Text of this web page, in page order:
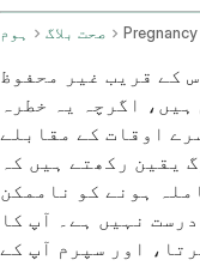
ہوم صحت بلاگ
کے قریب غیر محفوظ
اگرچہ یہ خطرہ
اوقات کے مقابلے
یقین رکھتے ہیں کہ
ہونے کو ناممکن
نہیں ہے۔ آپ کا
اور سپرم آپ کے